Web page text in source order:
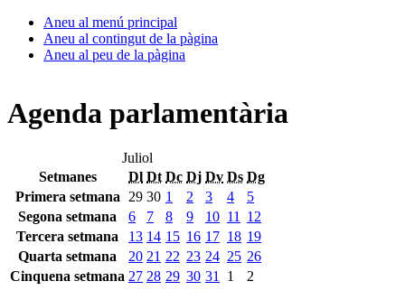
Aneu al menú principal
Aneu al contingut de la pàgina
Aneu al peu de la pàgina
Agenda parlamentària
Juliol
Setmanes
Dl Dt Dc Dj Dv Ds Dg
Primera setmana
29 30 1 2 3 4
5
Segona setmana
6 7 8 9 10 11
12
Tercera setmana
13 14 15 16 17 18 19
Quarta setmana
20 21 22 23 24 25 26
Cinquena setmana 27 28 29 30 31 1 2